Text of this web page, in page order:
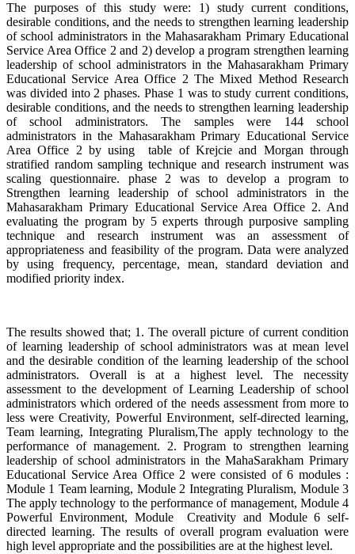
The purposes of this study were: 1) study current conditions,
desirable conditions, and the needs to strengthen learning leadership
of school administrators in the Mahasarakham Primary Educational
Service Area Office 2 and 2) develop a program strengthen learning
leadership of school administrators in the Mahasarakham Primary
Educational Service Area Office 2 The Mixed Method Research
was divided into 2 phases. Phase 1 was to study current conditions,
desirable conditions, and the needs to strengthen learning leadership
of school administrators. The samples were 144 school
administrators in the Mahasarakham Primary Educational Service
Area Office 2 by using table of Krejcie and Morgan through
stratified random sampling technique and research instrument was
scaling questionnaire. phase 2 was to develop a program to
Strengthen learning leadership of school administrators in the
Mahasarakham Primary Educational Service Area Office 2. And
evaluating the program by 5 experts through purposive sampling
technique and research instrument was an assessment of
appropriateness and feasibility of the program. Data were analyzed
by using frequency, percentage, mean, standard deviation and
modified priority index.
The results showed that; 1. The overall picture of current condition
of learning leadership of school administrators was at mean level
and the desirable condition of the learning leadership of the school
administrators. Overall is at a highest level. The necessity
assessment to the development of Learning Leadership of school
administrators which ordered of the needs assessment from more to
less were Creativity, Powerful Environment, self-directed learning,
Team learning, Integrating Pluralism,The apply technology to the
performance of management. 2. Program to strengthen learning
leadership of school administrators in the MahaSarakham Primary
Educational Service Area Office 2 were consisted of 6 modules :
Module 1 Team learning, Module 2 Integrating Pluralism, Module 3
The apply technology to the performance of management, Module 4
Powerful Environment, Module Creativity and Module 6 self-
directed learning. The results of overall program evaluation were
high level appropriate and the possibilities are at the highest level.